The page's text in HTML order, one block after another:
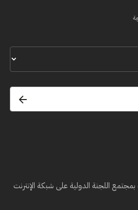
بمجتمع اللجنة الدولية على شبكة الإنترنت